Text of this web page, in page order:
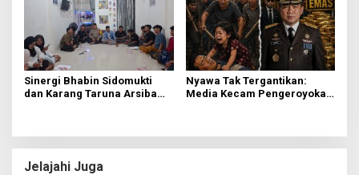
Sinergi Bhabin Sidomukti
dan Karang Taruna Arsiba
Nyawa Tak Tergantikan:
Media Kecam Pengeroyokan
Jelajahi Juga